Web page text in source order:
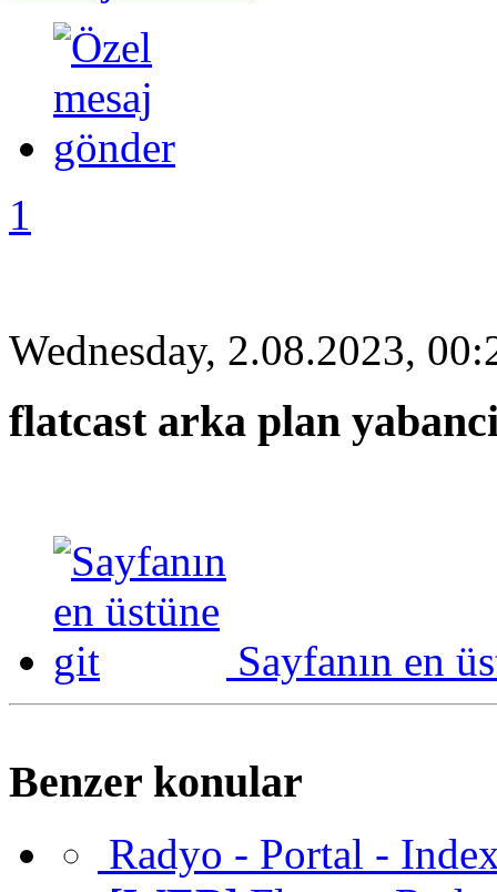
1
Wednesday, 2.08.2023,
flatcast arka plan
Sayfanın en
Benzer konular
Radyo - Portal -